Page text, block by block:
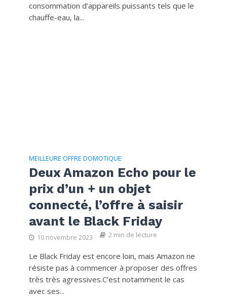
consommation d’appareils puissants tels que le
chauffe-eau, la...
MEILLEURE OFFRE DOMOTIQUE
Deux Amazon Echo pour le
prix d’un + un objet
connecté, l’offre à saisir
avant le Black Friday
10 novembre 2023 2 min de lecture
Le Black Friday est encore loin, mais Amazon ne
résiste pas à commencer à proposer des offres
très très agressives.C’est notamment le cas
avec ses...